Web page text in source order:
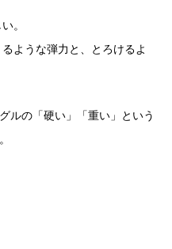
。
ような弾力と、とろけるよ
ルの「硬い」「重い」という